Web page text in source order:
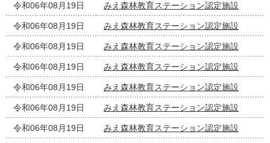
令和06年08月19日 みえ森林教育ステーション認定施設
令和06年08月19日 みえ森林教育ステーション認定施設
令和06年08月19日 みえ森林教育ステーション認定施設
令和06年08月19日 みえ森林教育ステーション認定施設
令和06年08月19日 みえ森林教育ステーション認定施設
令和06年08月19日 みえ森林教育ステーション認定施設
令和06年08月19日 みえ森林教育ステーション認定施設